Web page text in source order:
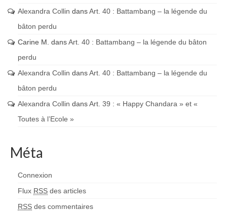
Alexandra Collin dansArt. 40 : Battambang – la légende du
bâton perdu
Carine M. dansArt. 40 : Battambang – la légende du bâton
perdu
Alexandra Collin dansArt. 40 : Battambang – la légende du
bâton perdu
Alexandra Collin dansArt. 39 : « Happy Chandara » et «
Toutes à l’Ecole »
Méta
Connexion
Flux RSS des articles
RSS des commentaires